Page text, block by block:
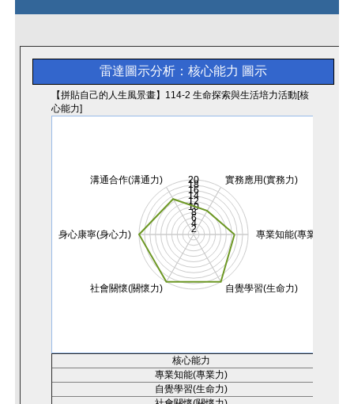
雷達圖示分析：核心能力 圖示